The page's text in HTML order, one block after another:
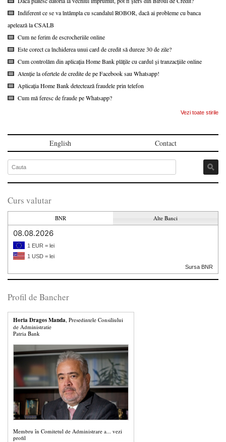
Indiferent ce se va întâmpla cu scandalul ROBOR, dacă ai probleme cu banca
apelează la CSALB
Cum ne ferim de escrocheriile online
Este corect ca închiderea unui card de credit să dureze 30 de zile?
Cum controlăm din aplicația Home Bank plățile cu cardul și tranzacțiile online
Atenție la ofertele de credite de pe Facebook sau Whatsapp!
Aplicația Home Bank detectează fraudele prin telefon
Cum mă feresc de fraude pe Whatsapp?
Vezi toate stirile
English Contact
Curs valutar
BNR Alte Banci
08.08.2026
1 EUR = lei
1 USD = lei
Sursa BNR
Profil de Bancher
Horia Dragos Manda , Presedintele Consiliului
de Administratie
Patria Bank
Membru în Comitetul de Administrare a... vezi
profil